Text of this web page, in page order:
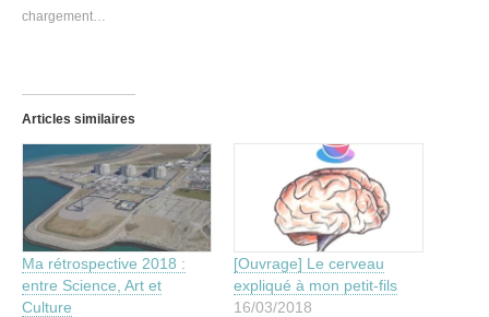
chargement…
Articles similaires
Ma rétrospective 2018 :
entre Science, Art et
Culture
[Ouvrage] Le cerveau
expliqué à mon petit-fils
16/03/2018